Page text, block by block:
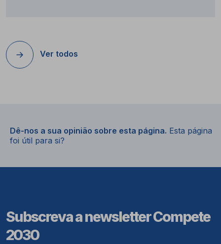
Ver todos
Dê-nos a sua opinião sobre esta página. Esta página
foi útil para si?
Subscreva a newsletter Compete
2030